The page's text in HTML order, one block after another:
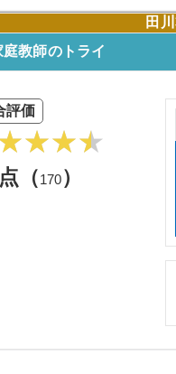
田
教師のトライ
評価
（170）